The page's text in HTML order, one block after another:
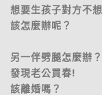
想要生孩子對方不
該怎麼辦呢？
另一伴劈腿怎麼辦？
發現老公買春!
該離婚嗎？